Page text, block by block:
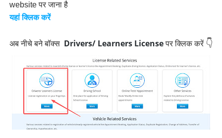
website पर जाना है
यहां क्लिक करें
अब नीचे बने बॉक्स Drivers/ Learners License पर क्लिक करें 👇